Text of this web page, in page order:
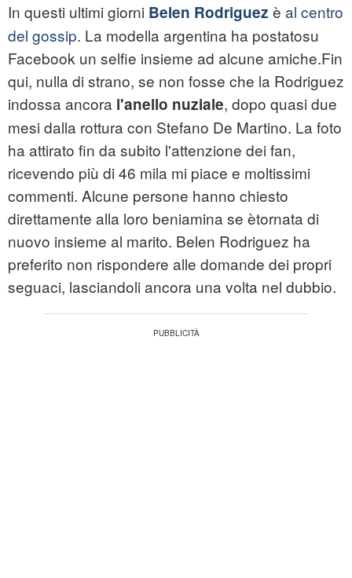
In questi ultimi giorni Belen Rodriguez è al centro
del gossip. La modella argentina ha postatosu
Facebook un selfie insieme ad alcune amiche.Fin
qui, nulla di strano, se non fosse che la Rodriguez
indossa ancora l'anello nuziale, dopo quasi due
mesi dalla rottura con Stefano De Martino. La foto
ha attirato fin da subito l'attenzione dei fan,
ricevendo più di 46 mila mi piace e moltissimi
commenti. Alcune persone hanno chiesto
direttamente alla loro beniamina se ètornata di
nuovo insieme al marito. Belen Rodriguez ha
preferito non rispondere alle domande dei propri
seguaci, lasciandoli ancora una volta nel dubbio.